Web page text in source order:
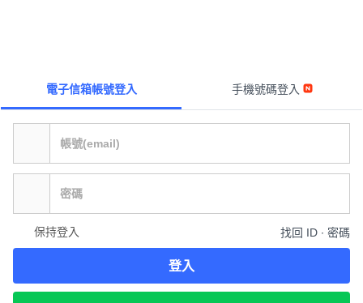
電子信箱帳號登入 手機號碼登入
保持登入 找回 ID ∙ 密碼
登入